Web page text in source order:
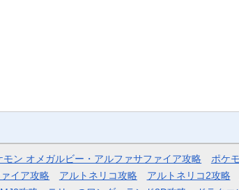
モン オメガルビー・アルファサファイア攻略 ポケ
イア攻略 アルトネリコ攻略 アルトネリコ2攻略